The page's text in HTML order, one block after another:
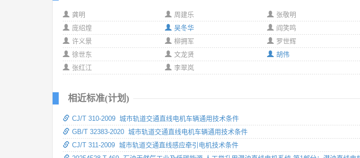
龚明
周建乐
庞绍煌
吴冬华
许义景
柳拥军
徐世东
文龙贤
张红江
李翠岚
张敬明
阎笑鸣
罗世辉
胡伟
相近标准(计划)
CJ/T 310-2009 城市轨道交通直线电机车辆通用技术条件
GB/T 32383-2020 城市轨道交通直线电机车辆通用技术条件
CJ/T 311-2009 城市轨道交通直线感应牵引电机技术条件